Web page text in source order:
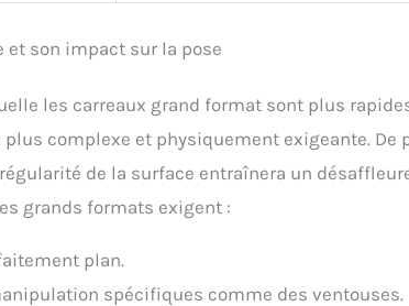
et son impact sur la pose
les carreaux grand format sont plus
complexe et physiquement exigeante.
de la surface entraînera un
grands formats exigent :
plan.
spécifiques comme des ventouses.